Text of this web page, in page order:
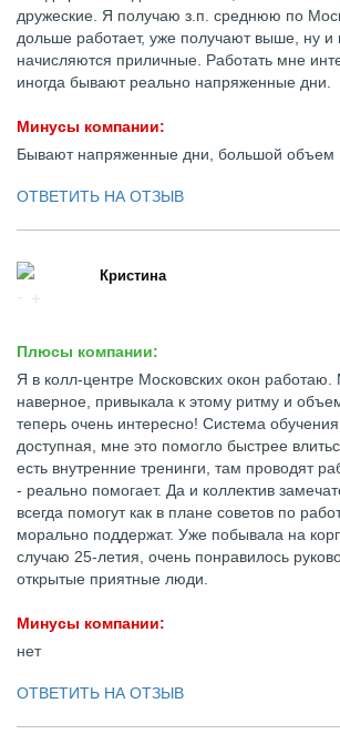
дружеские. Я получаю з.п. среднюю по
дольше работает, уже получают выше, ну и
начисляются приличные. Работать мне
иногда бывают реально напряженные дни.
Минусы компании:
Бывают напряженные дни, большой объем
ОТВЕТИТЬ НА ОТЗЫВ
Кристина
Плюсы компании:
Я в колл-центре Московских окон работаю.
наверное, привыкала к этому ритму и
теперь очень интересно! Система
доступная, мне это помогло быстрее
есть внутренние тренинги, там проводят
- реально помогает. Да и коллектив
всегда помогут как в плане советов по
морально поддержат. Уже побывала на
случаю 25-летия, очень понравилось
открытые приятные люди.
Минусы компании:
нет
ОТВЕТИТЬ НА ОТЗЫВ